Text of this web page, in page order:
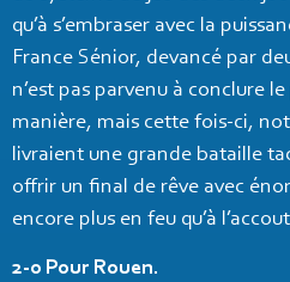
qu’à s’embraser avec la
France Sénior, devancé par
n’est pas parvenu à conclure
manière, mais cette fois-ci,
livraient une grande bataille
offrir un final de rêve avec
encore plus en feu qu’à
2-0 Pour Rouen.